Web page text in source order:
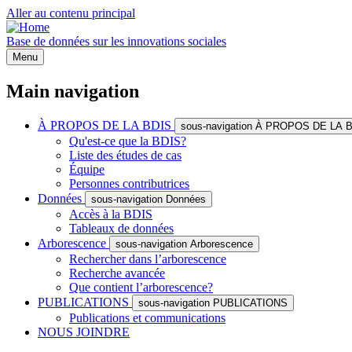
Aller au contenu principal
Base de données sur les innovations sociales
Menu
Main navigation
À PROPOS DE LA BDIS sous-navigation À PROPOS DE LA
Qu'est-ce que la BDIS?
Liste des études de cas
Équipe
Personnes contributrices
Données
sous-navigation Données
Accès à la BDIS
Tableaux de données
Arborescence
sous-navigation Arborescence
Rechercher dans l’arborescence
Recherche avancée
Que contient l’arborescence?
PUBLICATIONS
sous-navigation PUBLICATIONS
Publications et communications
NOUS JOINDRE